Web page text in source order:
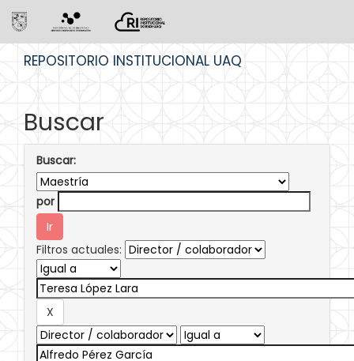
REPOSITORIO INSTITUCIONAL UAQ
Buscar
Buscar:
por
Filtros actuales: